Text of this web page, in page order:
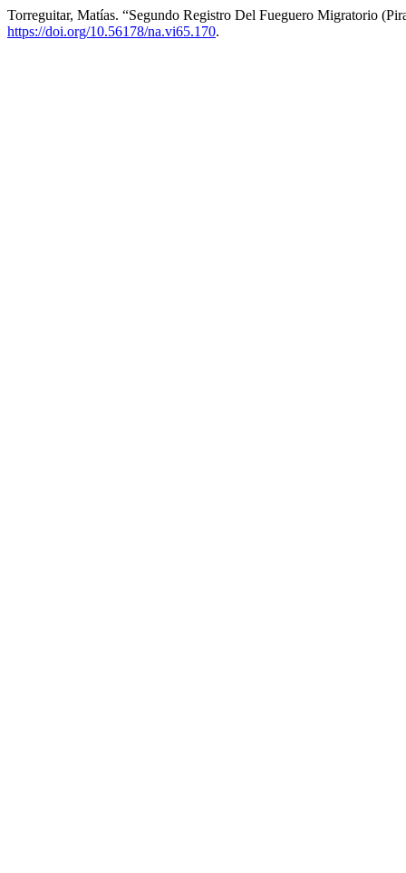
Torreguitar, Matías. “Segundo Registro Del Fueguero Migratorio
https://doi.org/10.56178/na.vi65.170.